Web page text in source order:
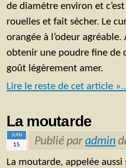
de diamètre environ et
rouelles et fait sécher. Le
orangée à l’odeur
obtenir une poudre fine de
goût légèrement amer.
Lire le reste de cet article
La moutarde
JUIN
15 Publié paradmin
La moutarde, appelée